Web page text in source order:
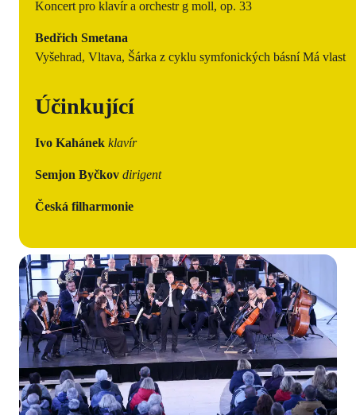
Koncert pro klavír a orchestr g moll, op. 33
Bedřich Smetana
Vyšehrad, Vltava, Šárka z cyklu symfonických básní Má vlast
Účinkující
Ivo Kahánek klavír
Semjon Byčkov dirigent
Česká filharmonie